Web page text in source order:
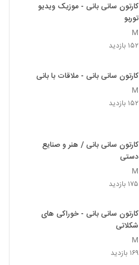
کارتون سانی بانی - موزیک ویدیو
توربو
M
۱۵۲ بازدید
کارتون سانی بانی - ملاقات با بانی
M
۱۵۲ بازدید
کارتون سانی بانی / هنر و صنایع
دستی
M
۱۷۵ بازدید
کارتون سانی بانی - خوراکی های
شکلاتی
M
۱۶۹ بازدید